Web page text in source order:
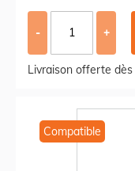
- +
Livraison offerte dès
Compatible